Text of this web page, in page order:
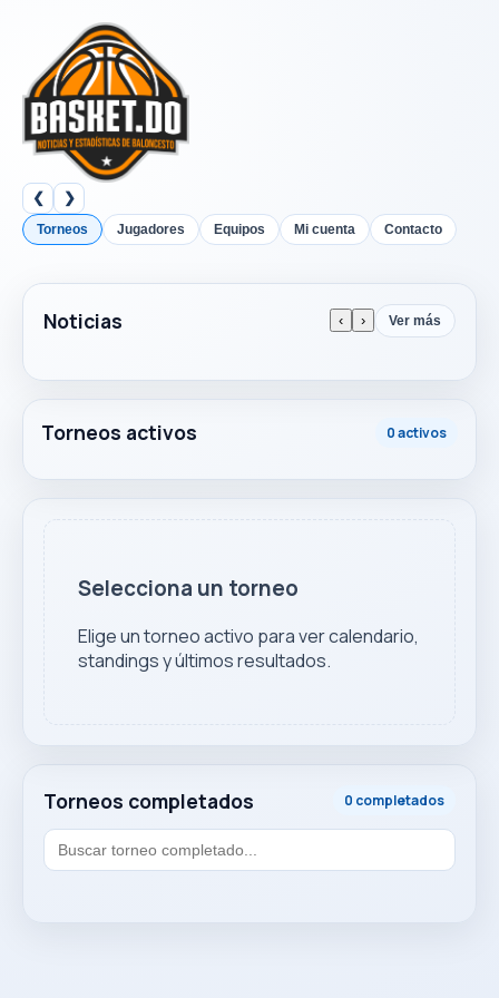
❮ ❯
Torneos Jugadores Equipos Mi cuenta Contacto
Noticias ‹ › Ver más
Torneos activos 0 activos
Torneos completados 0 completados
Selecciona un torneo
Elige un torneo activo para ver calendario,
standings y últimos resultados.